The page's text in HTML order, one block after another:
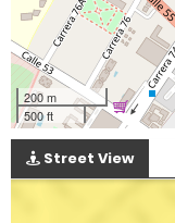
200 m
500 ft
Street View